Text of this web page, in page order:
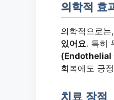
의학적 효
의학적으로
있어요. 특히
(Endothelial
회복에도 긍
치료 장점